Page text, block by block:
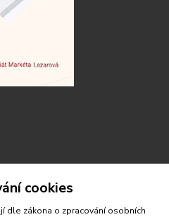
cookies
dle zákona o zpracování osobních